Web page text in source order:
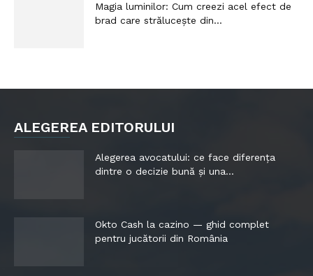
Magia luminilor: Cum creezi acel efect de
brad care strălucește din...
ALEGEREA EDITORULUI
Alegerea avocatului: ce face diferența
dintre o decizie bună și una...
Okto Cash la cazino — ghid complet
pentru jucătorii din România